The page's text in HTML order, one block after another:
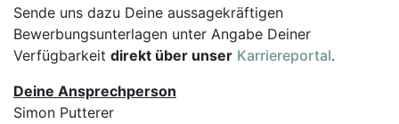
Sende uns dazu Deine aussage­kräftigen
Bewerbungsunterlagen unter Angabe Deiner
Verfügbarkeit direkt über unser Karriereportal.
Deine Ansprechperson
Simon Putterer